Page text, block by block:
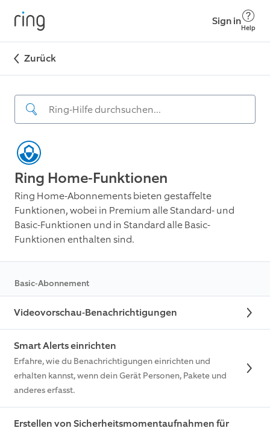
Sign in
Help
Zurück
Ring Home-Funktionen
Ring Home-Abonnements bieten gestaffelte
Funktionen, wobei in Premium alle Standard- und
Basic-Funktionen und in Standard alle Basic-
Funktionen enthalten sind.
Basic-Abonnement
Videovorschau-Benachrichtigungen
Smart Alerts einrichten
Erfahre, wie du Benachrichtigungen einrichten und
erhalten kannst, wenn dein Gerät Personen, Pakete und
anderes erfasst.
Erstellen von Sicherheitsmomentaufnahmen für